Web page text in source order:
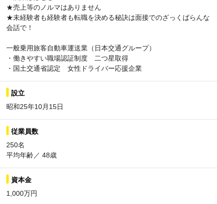
★売上等のノルマはありません
★未経験者も経験者も転職を決める秘訣は面接でのざっくばらんな
会話で！
一般乗用旅客自動車運送業（日本交通グループ）
・働きやすい職場認証制度 二つ星取得
・国土交通省認定 女性ドライバー応援企業
設立
昭和25年10月15日
従業員数
250名
平均年齢／ 48歳
資本金
1,000万円